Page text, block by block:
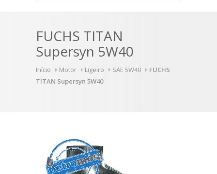
FUCHS TITAN
Supersyn 5W40
Início Motor Ligeiro SAE 5W40
FUCHS
TITAN Supersyn 5W40